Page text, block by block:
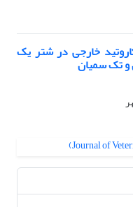
خارجی در شتر یک
و تک سمیان